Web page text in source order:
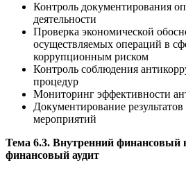
Контроль документирования
деятельности
Проверка экономической
осуществляемых операций в
коррупционным риском
Контроль соблюдения
процедур
Мониторинг эффективности
Документирование
мероприятий
Тема 6.3. Внутренний финансовый
финансовый аудит